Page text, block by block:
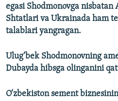
egasi Shodmonovga nisbatan
Shtatlari va Ukrainada ham
talablari yangragan.
Ulug‘bek Shodmonovning
Dubayda hibsga olinganini
O‘zbekiston sement